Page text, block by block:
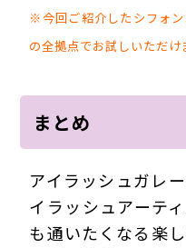
※今回ご紹介したシフォ
の全拠点でお試しいただけ
まとめ
アイラッシュガレ
イラッシュアーテ
も通いたくなる楽